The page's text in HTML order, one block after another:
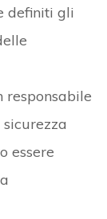
definiti gli
responsabile
essere